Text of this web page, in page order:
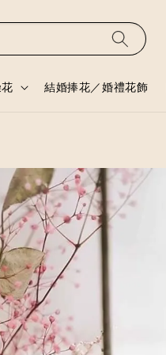
結婚捧花／婚禮花飾